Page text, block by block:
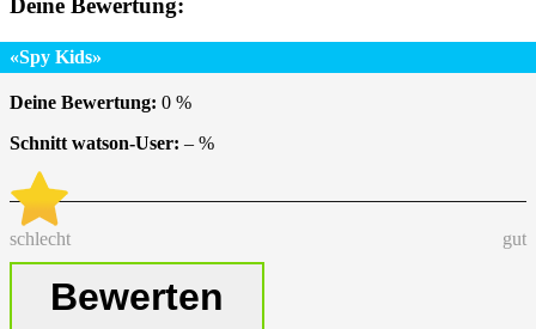
Deine Bewertung:
«Spy Kids»
Deine Bewertung: 0 %
Schnitt watson-User: – %
schlecht gut